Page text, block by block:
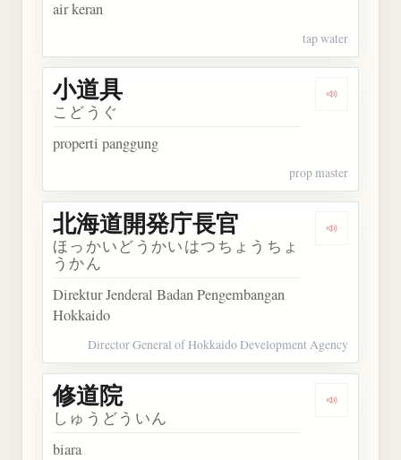
air keran
tap water
Dengarkan
小道具
こどうぐ
properti panggung
prop master
Dengarkan
北海道開発庁長官
ほっかいどうかいはつちょうちょ
うかん
Direktur Jenderal Badan Pengembangan
Hokkaido
Director General of Hokkaido Development Agency
Dengarkan
修道院
しゅうどういん
biara